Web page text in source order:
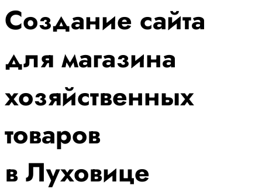
Создание сайта
для магазина
хозяйственных
товаров
в Луховице